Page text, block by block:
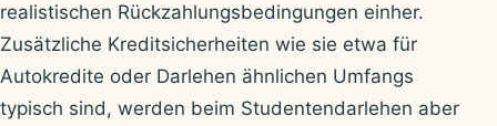
realistischen Rückzahlungsbedingungen einher.
Zusätzliche Kreditsicherheiten wie sie etwa für
Autokredite oder Darlehen ähnlichen Umfangs
typisch sind, werden beim Studentendarlehen aber